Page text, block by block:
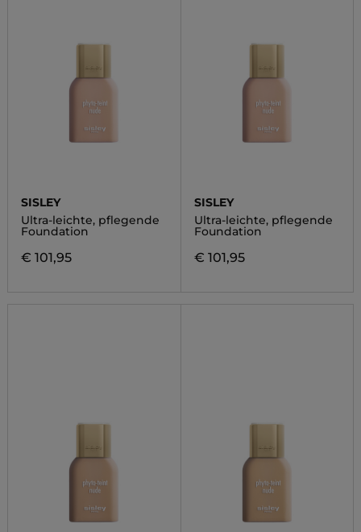
SISLEY
Ultra-leichte, pflegende
Foundation
€ 101,95
SISLEY
Ultra-leichte, pflegende
Foundation
€ 101,95